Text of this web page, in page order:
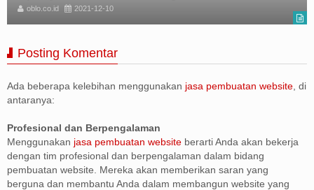
oblo.co.id 2021-12-10
Posting Komentar
Ada beberapa kelebihan menggunakan jasa pembuatan website , di
antaranya:
Profesional dan Berpengalaman
Menggunakan jasa pembuatan website berarti Anda akan bekerja
dengan tim profesional dan berpengalaman dalam bidang
pembuatan website. Mereka akan memberikan saran yang
berguna dan membantu Anda dalam membangun website yang